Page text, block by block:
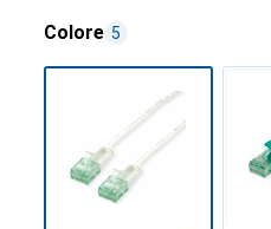
Colore 5